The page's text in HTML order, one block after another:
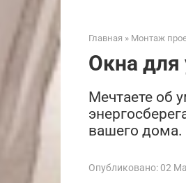
Главная » Монтаж
Окна для
Мечтаете об
вашего дома.
Опубликовано: 02